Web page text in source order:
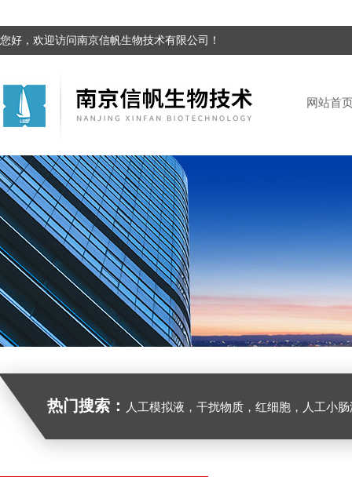
您好，欢迎访问南京信帆生物技术有限公司！
网站首
热门搜索： 人工模拟液，干扰物质，红细胞，人工小